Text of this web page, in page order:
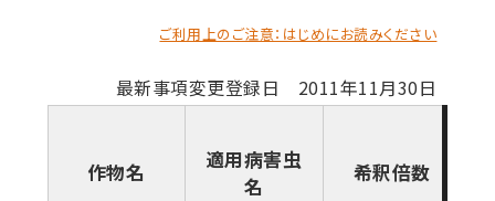
ご利用上のご注意：はじめにお読みください
最新事項変更登録日 2011年11月30日
作物名
適用病害虫
名
希釈倍数